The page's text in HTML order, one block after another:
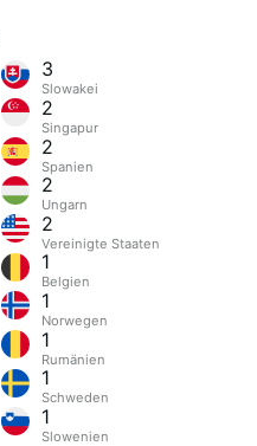
3
Slowakei
2
Singapur
2
Spanien
2
Ungarn
2
Vereinigte Staaten
1
Belgien
1
Norwegen
1
Rumänien
1
Schweden
1
Slowenien